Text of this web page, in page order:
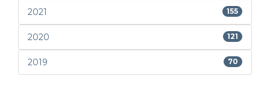
2021 155
2020 121
2019 70